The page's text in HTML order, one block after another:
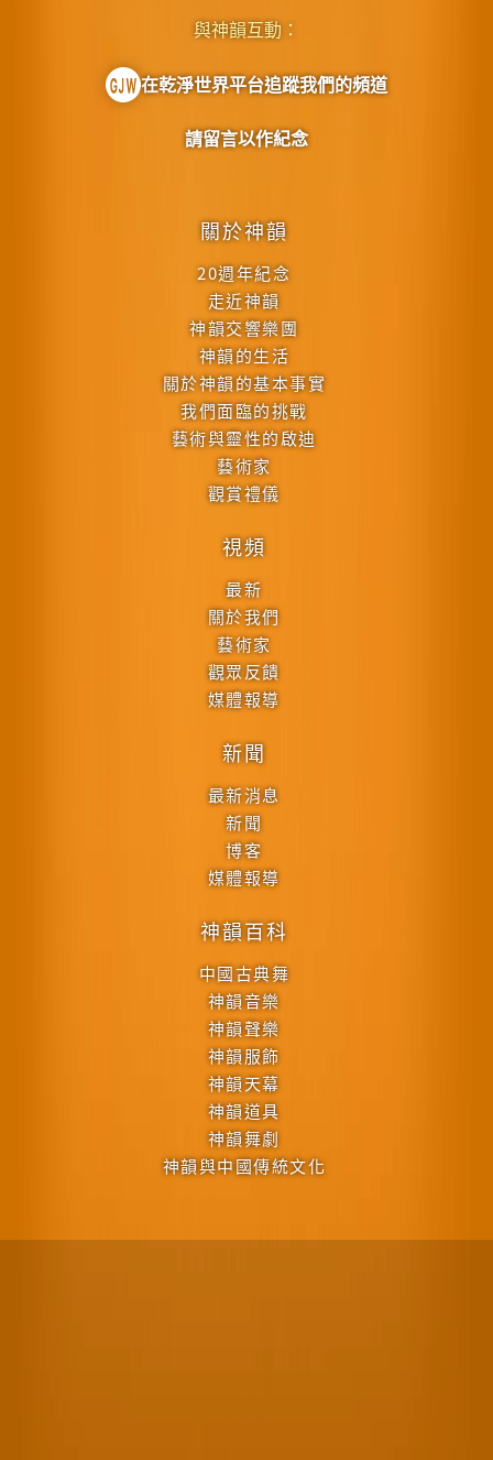
關於神韻
20週年紀念
走近神韻
神韻交響樂團
神韻的生活
關於神韻的基本事實
我們面臨的挑戰
藝術與靈性的啟迪
藝術家
觀賞禮儀
視頻
最新
關於我們
藝術家
觀眾反饋
媒體報導
新聞
最新消息
新聞
博客
媒體報導
神韻百科
中國古典舞
神韻音樂
神韻聲樂
神韻服飾
神韻天幕
神韻道具
神韻舞劇
神韻與中國傳統文化
與神韻互動：
在乾淨世界平台追蹤我們的頻道
請留言以作紀念